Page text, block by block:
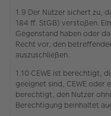
1.9 Der Nutzer sichert zu,
184 ff. StGB) verstoßen.
Gegenstand haben oder
Recht vor, den
auszuschließen.
1.10 CEWE ist berechtigt,
geeignet sind, CEWE oder
berechtigt, den Nutzer
Berechtigung beinhaltet